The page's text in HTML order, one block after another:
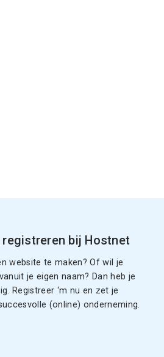
registreren bij Hostnet
website te maken? Of wil je
je eigen naam? Dan heb je
Registreer ‘m nu en zet je
(online) onderneming.